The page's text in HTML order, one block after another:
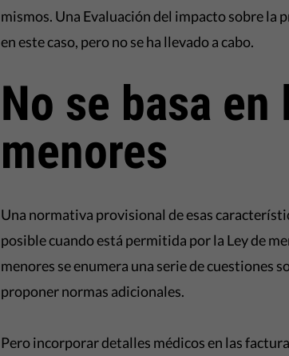
mismos. Una Evaluación del impacto sobre
en este caso, pero no se ha llevado a cabo.
No se basa en
menores
Una normativa provisional de esas
posible cuando está permitida por la Ley de
menores se enumera una serie de cuestiones
proponer normas adicionales.
Pero incorporar detalles médicos en las